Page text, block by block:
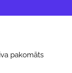
pakomāts